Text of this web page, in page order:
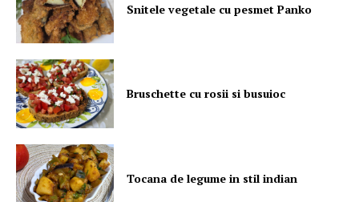
Snitele vegetale cu pesmet Panko
Bruschette cu rosii si busuioc
Tocana de legume in stil indian